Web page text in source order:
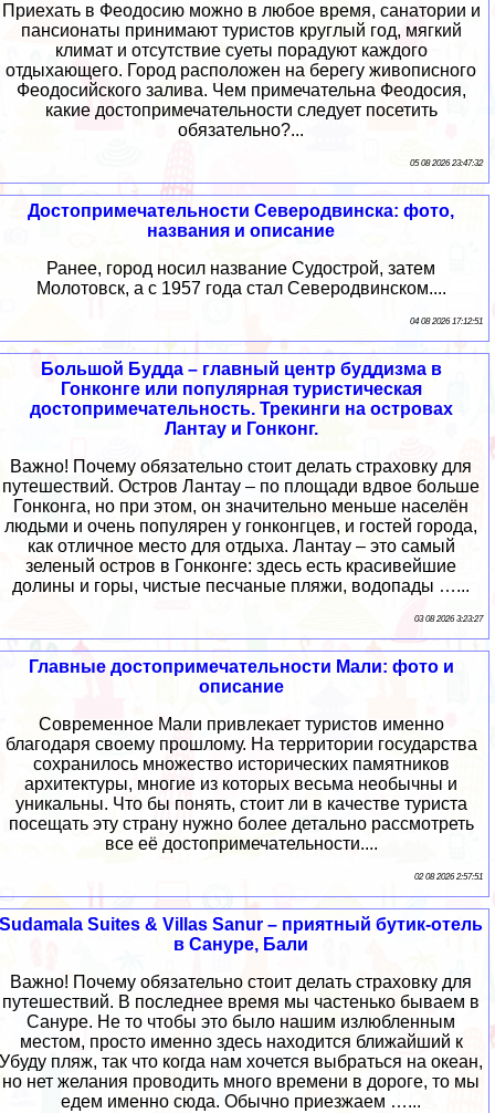
Приехать в Феодосию можно в любое время, санатории и
пансионаты принимают туристов круглый год, мягкий
климат и отсутствие суеты порадуют каждого
отдыхающего. Город расположен на берегу живописного
Феодосийского залива. Чем примечательна Феодосия,
какие достопримечательности следует посетить
обязательно?...
05 08 2026 23:47:32
Достопримечательности Северодвинска: фото,
названия и описание
Ранее, город носил название Судострой, затем
Молотовск, а с 1957 года стал Северодвинском....
04 08 2026 17:12:51
Большой Будда – главный центр буддизма в
Гонконге или популярная туристическая
достопримечательность. Трекинги на островах
Лантау и Гонконг.
Важно! Почему обязательно стоит делать страховку для
путешествий. Остров Лантау – по площади вдвое больше
Гонконга, но при этом, он значительно меньше населён
людьми и очень популярен у гонконгцев, и гостей города,
как отличное место для отдыха. Лантау – это самый
зеленый остров в Гонконге: здесь есть красивейшие
долины и горы, чистые песчаные пляжи, водопады …...
03 08 2026 3:23:27
Главные достопримечательности Мали: фото и
описание
Современное Мали привлекает туристов именно
благодаря своему прошлому. На территории государства
сохранилось множество исторических памятников
архитектуры, многие из которых весьма необычны и
уникальны. Что бы понять, стоит ли в качестве туриста
посещать эту страну нужно более детально рассмотреть
все её достопримечательности....
02 08 2026 2:57:51
Sudamala Suites & Villas Sanur – приятный бутик-отель
в Сануре, Бали
Важно! Почему обязательно стоит делать страховку для
путешествий. В последнее время мы частенько бываем в
Сануре. Не то чтобы это было нашим излюбленным
местом, просто именно здесь находится ближайший к
Убуду пляж, так что когда нам хочется выбраться на океан,
но нет желания проводить много времени в дороге, то мы
едем именно сюда. Обычно приезжаем …...